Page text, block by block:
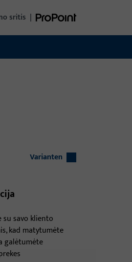
sritis |
Varianten
su savo kliento
kad matytumėte
galėtumėte